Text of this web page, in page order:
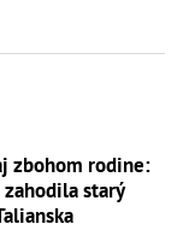
zbohom rodine:
starý